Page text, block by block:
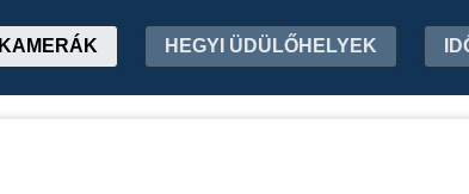
KAMERÁK HEGYI ÜDÜLŐHELYEK